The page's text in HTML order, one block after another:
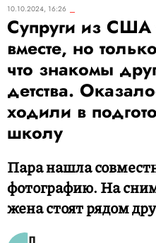
10.10.2024, 16:26
Супруги из США
вместе, но
что знакомы
детства.
ходили в
школу
Пара нашла
фотографию. На
жена стоят рядом